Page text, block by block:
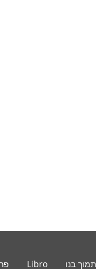
תמוך בנו Libro